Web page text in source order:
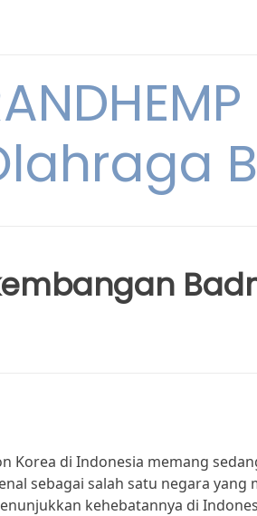
Korea di Indonesia memang
sebagai salah satu negara
kehebatannya di